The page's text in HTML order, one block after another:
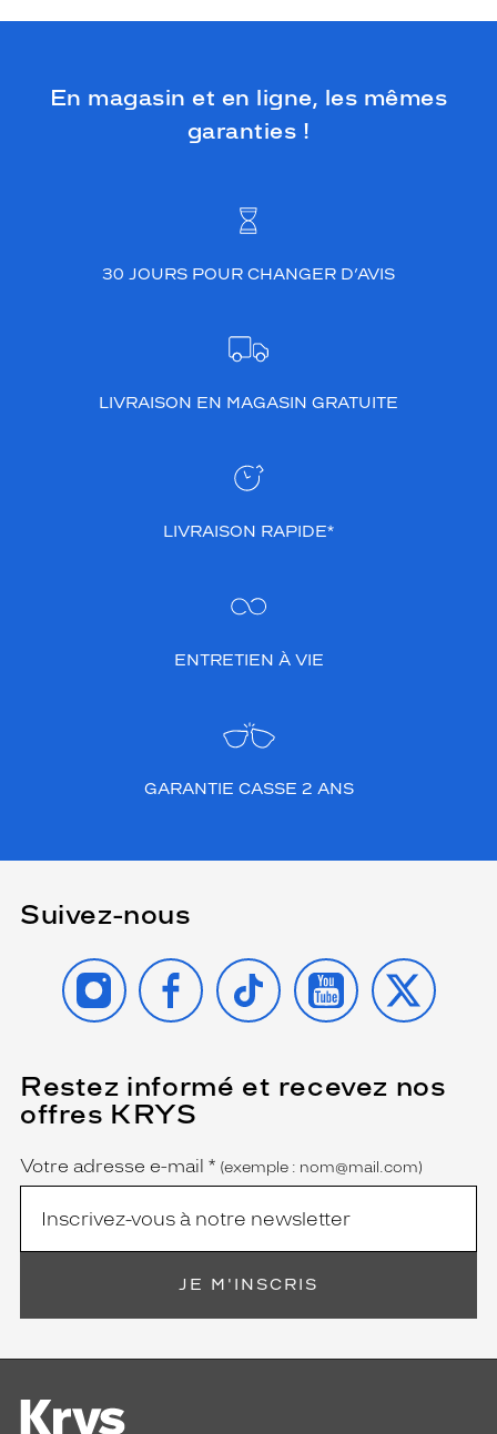
En magasin et en ligne, les mêmes
garanties !
30 JOURS POUR CHANGER D’AVIS
LIVRAISON EN MAGASIN GRATUITE
LIVRAISON RAPIDE*
ENTRETIEN À VIE
GARANTIE CASSE 2 ANS
Suivez-nous
INSTAGRAMFACEBOOK
TIKTOK YOUTUBE
X
Restez informé et recevez nos
offres KRYS
Name
Votre adresse e-mail *
(Ce
champ
est
obligatoire)
(exemple : nom@mail.com)
JE M'INSCRIS